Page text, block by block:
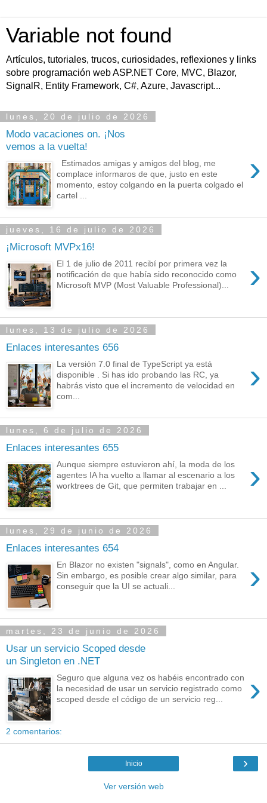
Variable not found
Artículos, tutoriales, trucos, curiosidades, reflexiones y links
sobre programación web ASP.NET Core, MVC, Blazor,
SignalR, Entity Framework, C#, Azure, Javascript...
lunes, 20 de julio de 2026
Modo vacaciones on. ¡Nos
vemos a la vuelta!
›
Estimados amigas y amigos del blog, me
complace informaros de que, justo en este
momento, estoy colgando en la puerta colgado el
cartel ...
jueves, 16 de julio de 2026
¡Microsoft MVPx16!
›
El 1 de julio de 2011 recibí por primera vez la
notificación de que había sido reconocido como
Microsoft MVP (Most Valuable Professional)...
lunes, 13 de julio de 2026
Enlaces interesantes 656
›
La versión 7.0 final de TypeScript ya está
disponible . Si has ido probando las RC, ya
habrás visto que el incremento de velocidad en
com...
lunes, 6 de julio de 2026
Enlaces interesantes 655
›
Aunque siempre estuvieron ahí, la moda de los
agentes IA ha vuelto a llamar al escenario a los
worktrees de Git, que permiten trabajar en ...
lunes, 29 de junio de 2026
Enlaces interesantes 654
›
En Blazor no existen "signals", como en Angular.
Sin embargo, es posible crear algo similar, para
conseguir que la UI se actuali...
martes, 23 de junio de 2026
Usar un servicio Scoped desde
un Singleton en .NET
›
Seguro que alguna vez os habéis encontrado con
la necesidad de usar un servicio registrado como
scoped desde el código de un servicio reg...
2 comentarios:
›
Inicio
Ver versión web